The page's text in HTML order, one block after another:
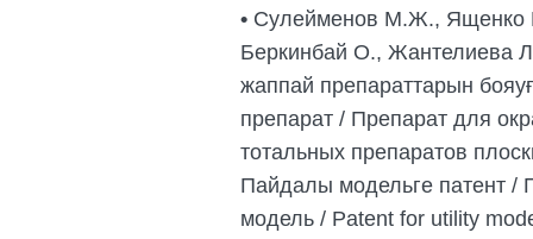
• Сулейменов М.Ж., Ященко
Беркинбай О., Жантелиева
жаппай препараттарын
препарат / Препарат для
тотальных препаратов
Пайдалы модельге патент /
модель / Patent for utility